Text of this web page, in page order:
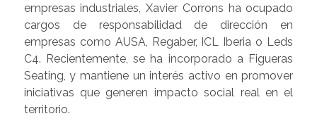
empresas industriales, Xavier Corrons ha ocupado
cargos de responsabilidad de dirección en
empresas como AUSA, Regaber, ICL Iberia o Leds
C4. Recientemente, se ha incorporado a Figueras
Seating, y mantiene un interés activo en promover
iniciativas que generen impacto social real en el
territorio.